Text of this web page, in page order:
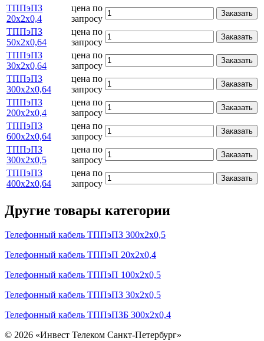
ТППэПЗ
20х2х0,4
цена по
запросу
Заказать
ТППэПЗ
50х2х0,64
цена по
запросу
Заказать
ТППэПЗ
30х2х0,64
цена по
запросу
Заказать
ТППэПЗ
300х2х0,64
цена по
запросу
Заказать
ТППэПЗ
200х2х0,4
цена по
запросу
Заказать
ТППэПЗ
600х2х0,64
цена по
запросу
Заказать
ТППэПЗ
300х2х0,5
цена по
запросу
Заказать
ТППэПЗ
400х2х0,64
цена по
запросу
Заказать
Другие товары категории
Телефонный кабель ТППэПЗ 300х2х0,5
Телефонный кабель ТППэП 20х2х0,4
Телефонный кабель ТППэП 100х2х0,5
Телефонный кабель ТППэПЗ 30х2х0,5
Телефонный кабель ТППэПЗБ 300х2х0,4
© 2026 «Инвест Телеком Санкт-Петербург»